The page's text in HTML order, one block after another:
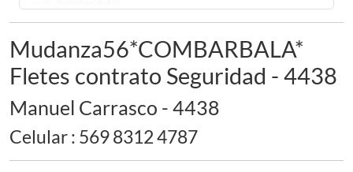
Mudanza56*COMBARBALA*
Fletes contrato Seguridad - 4438
Manuel Carrasco - 4438
Celular : 569 8312 4787